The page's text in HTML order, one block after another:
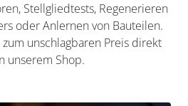
Stellgliedtests, Regenerieren
oder Anlernen von Bauteilen.
unschlagbaren Preis direkt
unserem Shop.